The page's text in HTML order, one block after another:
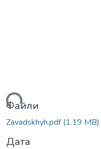
Файли
Zavadskhyh.pdf(1.19 MB)
Дата